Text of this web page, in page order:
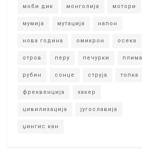
моби дик монголија мотори
мумија мутација напон
нова година омикрон осека
отров перу печурки плима
рубин сонце струја топка
фреквенција хакер
цивилизација југославија
џингис кан